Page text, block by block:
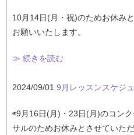
10月14日(月・祝)のためお休み
お願いいたします。
≫ 続きを読む
2024/09/01 9月レッスンスケジ
◉9月16日(月)・23日(月)のコン
サルのためお休みとさせていた